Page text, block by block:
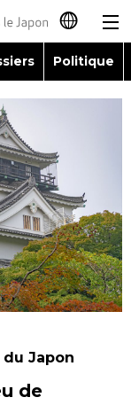
日本語
简体字
繁體字
Español
العربية
Politique
Japon
de